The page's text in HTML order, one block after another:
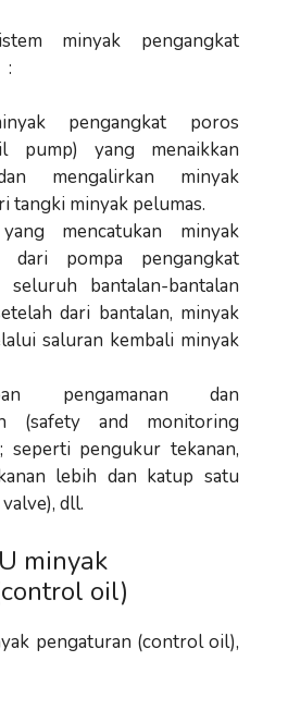
minyak pengangkat
:
pengangkat poros
pump) yang menaikkan
mengalirkan minyak
tangki minyak pelumas.
mencatukan minyak
dari pompa pengangkat
bantalan-bantalan
dari bantalan, minyak
saluran kembali minyak
pengamanan dan
(safety and monitoring
seperti pengukur tekanan,
lebih dan katup satu
dll.
minyak
oil)
pengaturan (control oil),